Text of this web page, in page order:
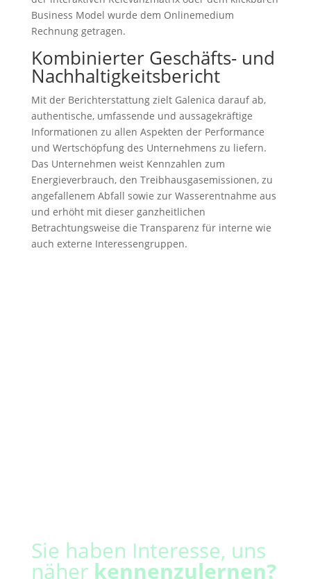
Business Model wurde dem Onlinemedium
Rechnung getragen.
Kombinierter Geschäfts- und
Nachhaltigkeitsbericht
Mit der Berichterstattung zielt Galenica darauf ab,
authentische, umfassende und aussagekräftige
Informationen zu allen Aspekten der Performance
und Wertschöpfung des Unternehmens zu liefern.
Das Unternehmen weist Kennzahlen zum
Energieverbrauch, den Treibhausgasemissionen, zu
angefallenem Abfall sowie zur Wasserentnahme aus
und erhöht mit dieser ganzheitlichen
Betrachtungsweise die Transparenz für interne wie
auch externe Interessengruppen.
Sie haben Interesse, uns
näher kennenzulernen?